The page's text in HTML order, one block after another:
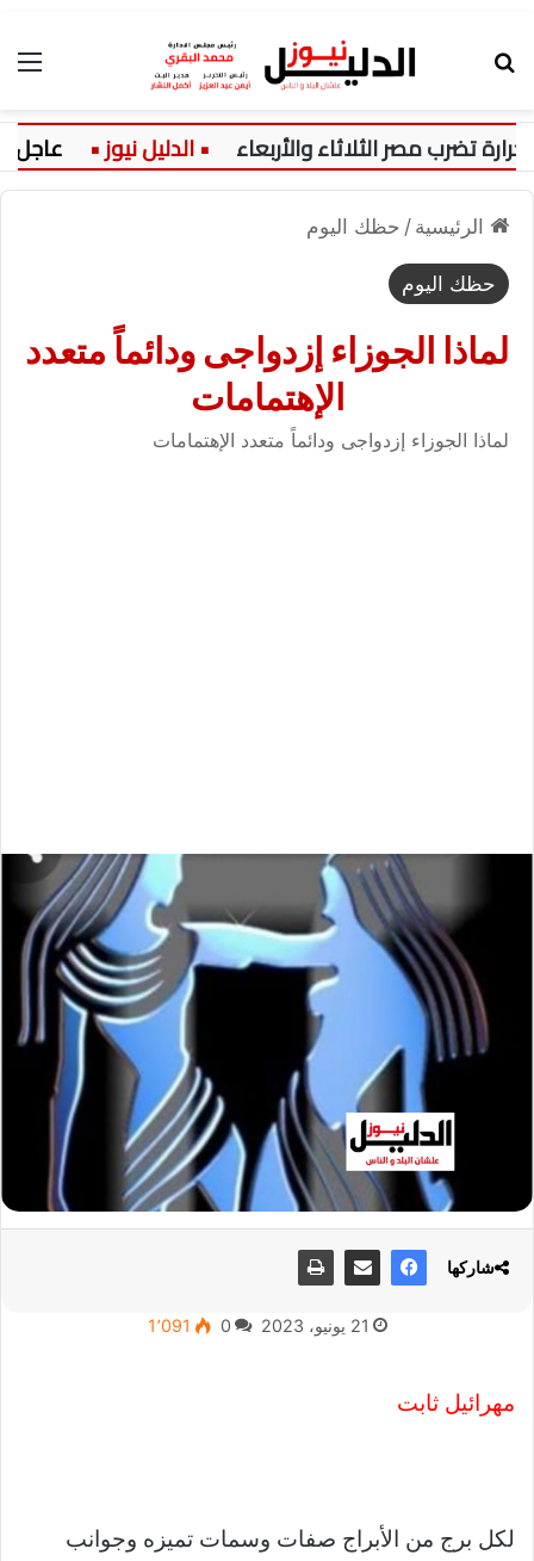
مصر الثلاثاء والأربعاء عاجل:
الرئيسية / حظك اليوم
حظك اليوم
لماذا الجوزاء إزدواجى ودائماً متعدد
الإهتمامات
لماذا الجوزاء إزدواجى ودائماً متعدد الإهتمامات
21 يونيو، 2023 0 1٬091
مهرائيل ثابت
لكل برج من الأبراج صفات وسمات تميزه وجوانب
شاركها